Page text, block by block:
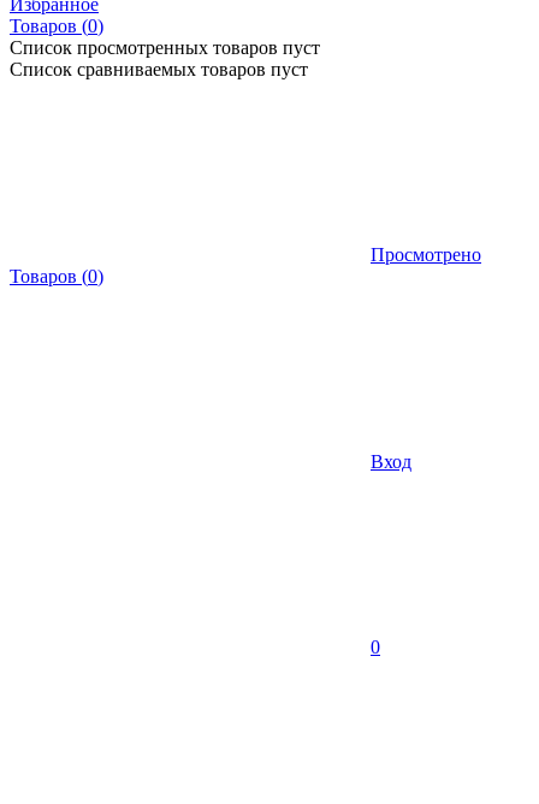
Товаров (0)
Список просмотренных товаров пуст
Список сравниваемых товаров пуст
Просмотрено
Товаров (0)
Вход
0